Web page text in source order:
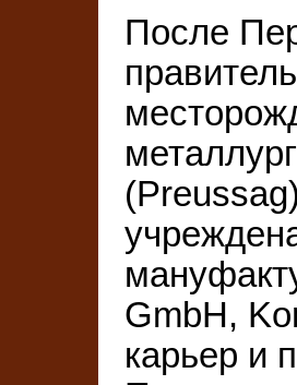
После
GmbH,
карьер и